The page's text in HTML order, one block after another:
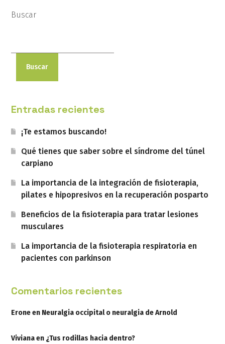
Buscar
Buscar
Entradas recientes
¡Te estamos buscando!
Qué tienes que saber sobre el síndrome del túnel
carpiano
La importancia de la integración de fisioterapia,
pilates e hipopresivos en la recuperación posparto
Beneficios de la fisioterapia para tratar lesiones
musculares
La importancia de la fisioterapia respiratoria en
pacientes con parkinson
Comentarios recientes
Eroneen Neuralgia occipital o neuralgia de Arnold
Vivianaen ¿Tus rodillas hacia dentro?